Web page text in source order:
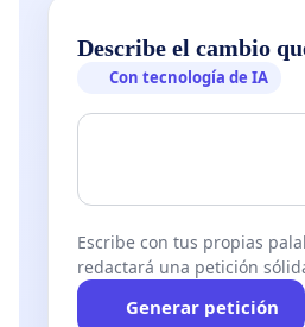
Describe el cambio
Con tecnología de IA
Escribe con tus propias
redactará una petición
Generar petición